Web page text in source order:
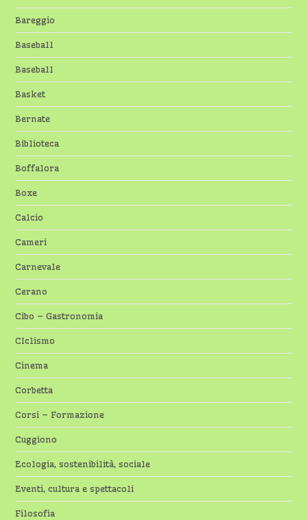
Bareggio
Baseball
Baseball
Basket
Bernate
Biblioteca
Boffalora
Boxe
Calcio
Cameri
Carnevale
Cerano
Cibo – Gastronomia
CIclismo
Cinema
Corbetta
Corsi – Formazione
Cuggiono
Ecologia, sostenibilità, sociale
Eventi, cultura e spettacoli
Filosofia